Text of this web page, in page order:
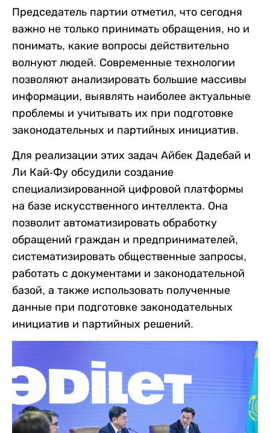
Председатель партии отметил, что сегодня
важно не только принимать обращения, но и
понимать, какие вопросы действительно
волнуют людей. Современные технологии
позволяют анализировать большие массивы
информации, выявлять наиболее актуальные
проблемы и учитывать их при подготовке
законодательных и партийных инициатив.
Для реализации этих задач Айбек Дадебай и
Ли Кай-Фу обсудили создание
специализированной цифровой платформы
на базе искусственного интеллекта. Она
позволит автоматизировать обработку
обращений граждан и предпринимателей,
систематизировать общественные запросы,
работать с документами и законодательной
базой, а также использовать полученные
данные при подготовке законодательных
инициатив и партийных решений.